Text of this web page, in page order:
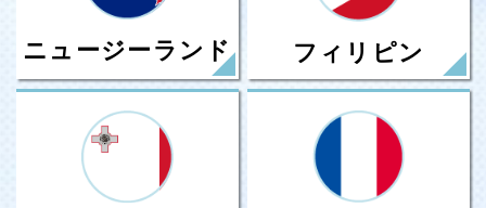
ニュージーランド フィリピン